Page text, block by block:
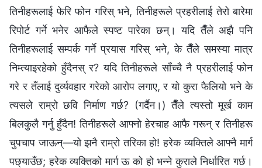
तिनीहरूलाई फेरि फोन गरिस् भने, तिनीहरूले प्रहरीलाई तेरो बारेमा
रिपोर्ट गर्ने भनेर आफैले स्पष्ट पारेका छन्। यदि तैँले अझै पनि
तिनीहरूलाई सम्पर्क गर्ने प्रयास गरिस् भने, के तैँले समस्या मात्र
निम्त्याइरहेको हुँदैनस् र? यदि तिनीहरूले साँच्चै नै प्रहरीलाई फोन
गरे र तँलाई दुर्व्यवहार गरेको आरोप लगाए, र यो कुरा फैलियो भने के
त्यसले राम्रो छवि निर्माण गर्छ? (गर्दैन।) तैँले त्यस्तो मूर्ख काम
बिलकुलै गर्नु हुँदैन! तिनीहरूले आफ्नो हेरचाह आफै गरून् र तिनीहरू
चुपचाप जाऊन्—यो झनै राम्रो तरिका हो! हरेक व्यक्तिले आफ्नै मार्ग
पछ्याउँछ; हरेक व्यक्तिको मार्ग ऊ को हो भन्ने कुराले निर्धारित गर्छ।